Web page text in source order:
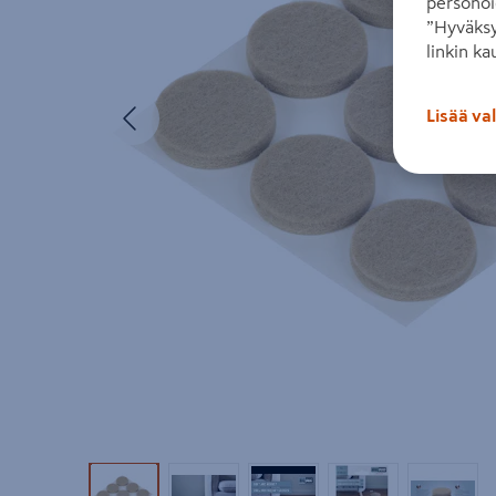
Edellinen
linkin
Lisää